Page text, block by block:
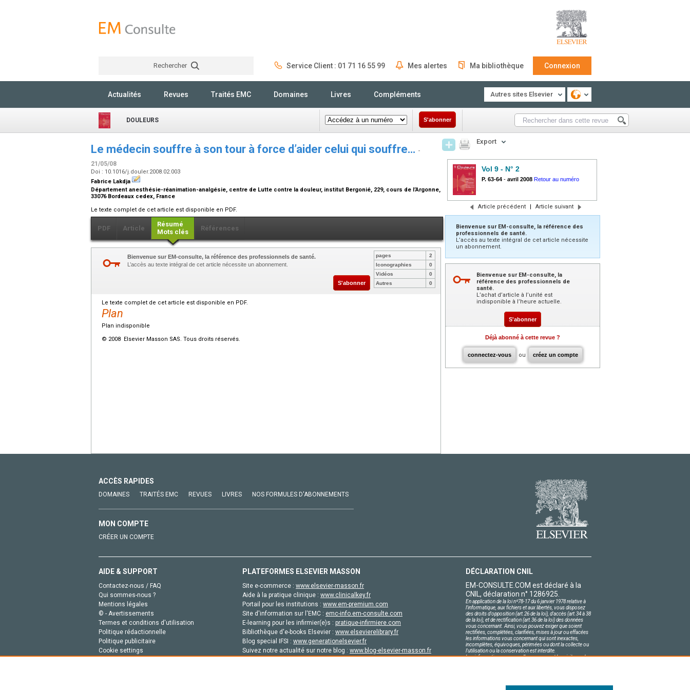
Rechercher Service Client : 01 71 16 55 99 Mes alertes Ma bibliothèque Connexion
Actualités Revues Traités EMC Domaines Livres Compléments Autres sites Elsevier
DOULEURS S'abonner
Le médecin souffre à son tour à force d’aider celui qui souffre… -
21/05/08
Doi : 10.1016/j.douler.2008.02.003
Fabrice Lakdja
Département anesthésie-réanimation-analgésie, centre de Lutte contre la douleur, institut Bergonié, 229, cours de l’Argonne,
33076 Bordeaux cedex, France
Le texte complet de cet article est disponible en PDF.
PDF Article
Résumé
Mots clés
Références
Bienvenue sur EM-consulte, la référence des professionnels de santé.
L’accès au texte intégral de cet article nécessite un abonnement.
S'abonner
pages
2
Iconographies
0
Vidéos
0
Autres
0
Le texte complet de cet article est disponible en PDF.
Plan
Plan indisponible
© 2008 Elsevier Masson SAS. Tous droits réservés.
Export
Vol 9 - N° 2
P. 63-64 - avril 2008 Retour au numéro
Article précédent | Article suivant
Bienvenue sur EM-consulte, la référence des
professionnels de santé.
L’accès au texte intégral de cet article nécessite
un abonnement.
Bienvenue sur EM-consulte, la
référence des professionnels de
santé.
L’achat d’article à l’unité est
indisponible à l’heure actuelle.
S'abonner
Déjà abonné à cette revue ?
connectez-vous ou créez un compte
ACCÈS RAPIDES
DOMAINES TRAITÉS EMC REVUES LIVRES NOS FORMULES D'ABONNEMENTS
MON COMPTE
CRÉER UN COMPTE
AIDE & SUPPORT
Contactez-nous / FAQ
Qui sommes-nous ?
Mentions légales
© - Avertissements
Termes et conditions d'utilisation
Politique rédactionnelle
Politique publicitaire
Cookie settings
PLATEFORMES ELSEVIER MASSON
Site e-commerce : www.elsevier-masson.fr
Aide à la pratique clinique : www.clinicalkey.fr
Portail pour les institutions : www.em-premium.com
Site d'information sur l'EMC : emc-info.em-consulte.com
E-learning pour les infirmier(e)s : pratique-infirmiere.com
Bibliothèque d'e-books Elsevier : www.elsevierelibrary.fr
Blog special IFSI : www.generationelsevier.fr
Suivez notre actualité sur notre blog : www.blog-elsevier-masson.fr
DÉCLARATION CNIL
EM-CONSULTE.COM est déclaré à la
CNIL, déclaration n° 1286925.
En application de la loi nº78-17 du 6 janvier 1978 relative à
l'informatique, aux fichiers et aux libertés, vous disposez
des droits d'opposition (art.26 de la loi), d'accès (art.34 à 38
de la loi), et de rectification (art.36 de la loi) des données
vous concernant. Ainsi, vous pouvez exiger que soient
rectifiées, complétées, clarifiées, mises à jour ou effacées
les informations vous concernant qui sont inexactes,
incomplètes, équivoques, périmées ou dont la collecte ou
l'utilisation ou la conservation est interdite.
Les informations personnelles concernant les visiteurs de